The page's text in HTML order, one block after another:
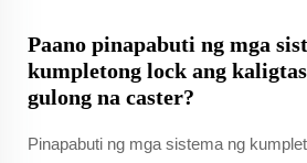
Paano pinapabuti ng mga
kumpletong lock ang
gulong na caster?
Pinapabuti ng mga sistema ng